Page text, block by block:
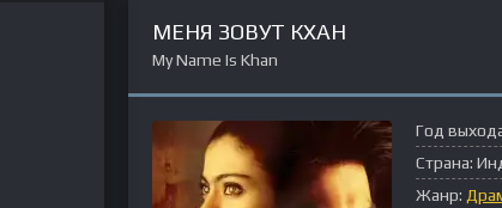
МЕНЯ ЗОВУТ КХАН
My Name Is Khan
Год
Страна:
Жанр: